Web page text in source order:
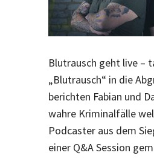
Blutrausch geht live –
„Blutrausch“ in die
berichten Fabian und
wahre Kriminalfälle
Podcaster aus dem
einer Q&A Session